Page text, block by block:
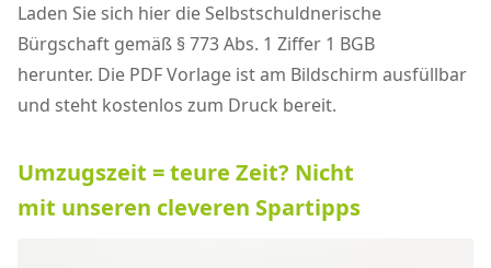
Laden Sie sich hier die Selbstschuldnerische
Bürgschaft gemäß § 773 Abs. 1 Ziffer 1 BGB
herunter. Die PDF Vorlage ist am Bildschirm ausfüllbar
und steht kostenlos zum Druck bereit.
Umzugszeit = teure Zeit? Nicht
mit unseren cleveren Spartipps